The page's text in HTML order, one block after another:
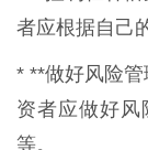
者应根据自己
* **做好风险
资者应做好
等。